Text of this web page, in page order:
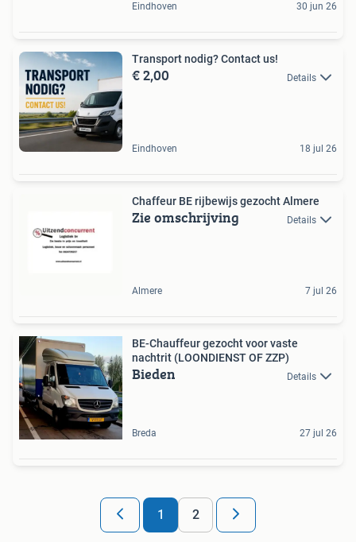
Eindhoven 30 jun 26
Transport nodig? Contact us!
€ 2,00 Details
Eindhoven 18 jul 26
Chaffeur BE rijbewijs gezocht Almere
Zie omschrijving Details
Almere 7 jul 26
BE-Chauffeur gezocht voor vaste
nachtrit (LOONDIENST OF ZZP)
Bieden Details
Breda 27 jul 26
1 2